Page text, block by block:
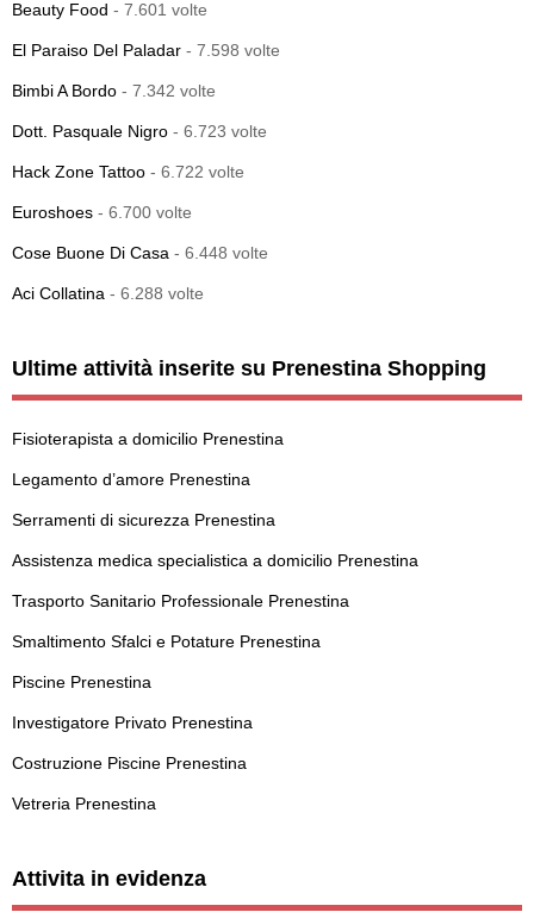
Beauty Food - 7.601 volte
El Paraiso Del Paladar - 7.598 volte
Bimbi A Bordo - 7.342 volte
Dott. Pasquale Nigro - 6.723 volte
Hack Zone Tattoo - 6.722 volte
Euroshoes - 6.700 volte
Cose Buone Di Casa - 6.448 volte
Aci Collatina - 6.288 volte
Ultime attività inserite su Prenestina Shopping
Fisioterapista a domicilio Prenestina
Legamento d’amore Prenestina
Serramenti di sicurezza Prenestina
Assistenza medica specialistica a domicilio Prenestina
Trasporto Sanitario Professionale Prenestina
Smaltimento Sfalci e Potature Prenestina
Piscine Prenestina
Investigatore Privato Prenestina
Costruzione Piscine Prenestina
Vetreria Prenestina
Attivita in evidenza